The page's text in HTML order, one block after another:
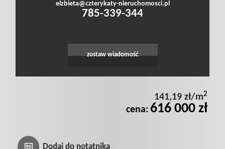
elzbieta@czterykaty-nieruchomosci.pl
785-339-344
zostaw wiadomość
141,19 zł/m2
cena: 616 000 zł
Dodaj do notatnika